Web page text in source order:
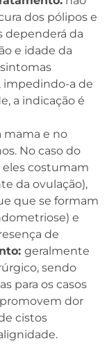
dos pólipos e
dependerá da
e idade da
impedindo-a de
a indicação é
mama e no
No caso do
eles costumam
da ovulação),
que se formam
e
de
geralmente
sendo
para os casos
dor
cistos